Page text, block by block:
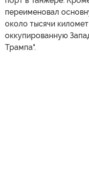
переименовал
около тысячи
оккупированную
Трампа".